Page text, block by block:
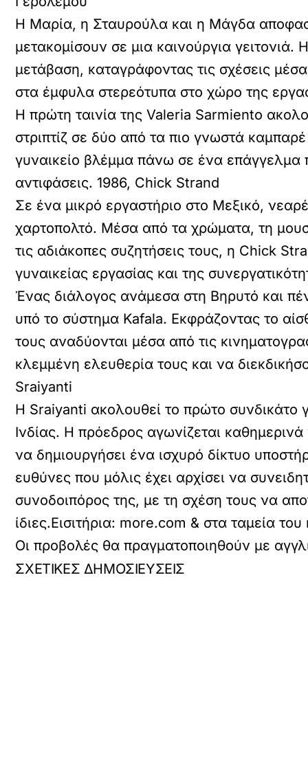
Η Μαρία, η Σταυρούλα και η Μάγδα
μετακομίσουν σε μια καινούργια
μετάβαση, καταγράφοντας τις σχέσεις
στα έμφυλα στερεότυπα στο χώρο της
Η πρώτη ταινία της Valeria Sarmiento
στριπτίζ σε δύο από τα πιο γνωστά
γυναικείο βλέμμα πάνω σε ένα επάγγελμα
αντιφάσεις. 1986, Chick Strand
Σε ένα μικρό εργαστήριο στο Μεξικό,
χαρτοπολτό. Μέσα από τα χρώματα, τη
τις αδιάκοπες συζητήσεις τους, η Chick
γυναικείας εργασίας και της
Ένας διάλογος ανάμεσα στη Βηρυτό και
υπό το σύστημα Kafala. Εκφράζοντας το
τους αναδύονται μέσα από τις
κλεμμένη ελευθερία τους και να
Sraiyanti
Η Sraiyanti ακολουθεί το πρώτο συνδικάτο
Ινδίας. Η πρόεδρος αγωνίζεται
να δημιουργήσει ένα ισχυρό δίκτυο
ευθύνες που μόλις έχει αρχίσει να
συνοδοιπόρος της, με τη σχέση τους να
ίδιες.Εισιτήρια: more.com & στα ταμεία
Οι προβολές θα πραγματοποιηθούν με
ΣΧΕΤΙΚΕΣ ΔΗΜΟΣΙΕΥΣΕΙΣ